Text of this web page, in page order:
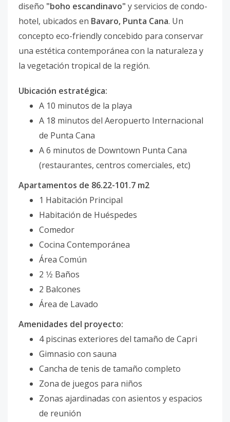
diseño "boho escandinavo" y servicios de condo-
hotel, ubicados en Bavaro, Punta Cana. Un
concepto eco-friendly concebido para conservar
una estética contemporánea con la naturaleza y
la vegetación tropical de la región.
Ubicación estratégica:
A 10 minutos de la playa
A 18 minutos del Aeropuerto Internacional
de Punta Cana
A 6 minutos de Downtown Punta Cana
(restaurantes, centros comerciales, etc)
Apartamentos de 86.22-101.7 m2
1 Habitación Principal
Habitación de Huéspedes
Comedor
Cocina Contemporánea
Área Común
2 1⁄2 Baños
2 Balcones
Área de Lavado
Amenidades del proyecto:
4 piscinas exteriores del tamaño de Capri
Gimnasio con sauna
Cancha de tenis de tamaño completo
Zona de juegos para niños
Zonas ajardinadas con asientos y espacios
de reunión